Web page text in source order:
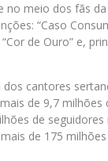
no meio dos fãs
“Caso
de Ouro” e,
cantores
de 9,7 milhões
de
de 175